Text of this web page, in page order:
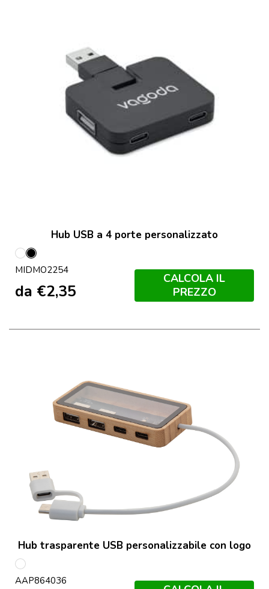
Hub USB a 4 porte personalizzato
Bianco
Nero
MIDMO2254
da €2,35
CALCOLA IL
PREZZO
Hub trasparente USB personalizzabile con logo
multicolore
AAP864036